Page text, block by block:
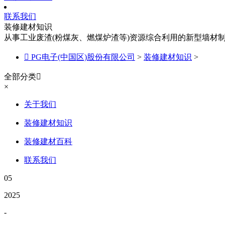
联系我们
装修建材知识
从事工业废渣(粉煤灰、燃煤炉渣等)资源综合利用的新型墙材
 PG电子(中国区)股份有限公司 > 装修建材知识 >
全部分类
×
关于我们
装修建材知识
装修建材百科
联系我们
05
2025
-